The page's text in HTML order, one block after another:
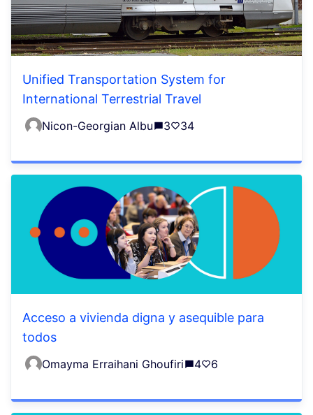
Unified Transportation System for
International Terrestrial Travel
Nicon-Georgian Albu 3 34
Acceso a vivienda digna y asequible para
todos
Omayma Erraihani Ghoufiri 4 6